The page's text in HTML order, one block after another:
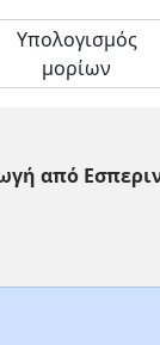
Υπολογισμός
μορίων
από